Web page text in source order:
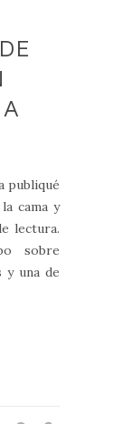
publiqué
cama y
lectura.
sobre
y una de